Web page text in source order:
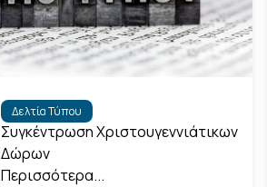
Δελτία Τύπου
Συγκέντρωση Χριστουγεννιάτικων
Δώρων
Περισσότερα...